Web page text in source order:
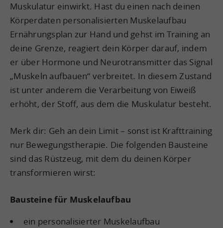
Muskulatur einwirkt. Hast du einen nach deinen
Körperdaten personalisierten Muskelaufbau
Ernährungsplan zur Hand und gehst im Training an
deine Grenze, reagiert dein Körper darauf, indem
er über Hormone und Neurotransmitter das Signal
„Muskeln aufbauen“ verbreitet. In diesem Zustand
ist unter anderem die Verarbeitung von Eiweiß
erhöht, der Stoff, aus dem die Muskulatur besteht.
Merk dir: Geh an dein Limit – sonst ist Krafttraining
nur Bewegungstherapie. Die folgenden Bausteine
sind das Rüstzeug, mit dem du deinen Körper
transformieren wirst:
Bausteine für Muskelaufbau
ein personalisierter Muskelaufbau